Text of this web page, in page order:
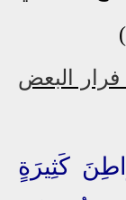
فرار البعض
كَثِيرَةٍ